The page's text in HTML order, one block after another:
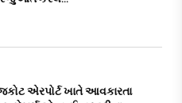
એરપોર્ટ ખાતે આવકારતા